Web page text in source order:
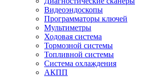
Видеоэндоскопы
Программаторы ключей
Мультиметры
Ходовая система
Тормозной системы
Топливной системы
Система охлаждения
АКПП